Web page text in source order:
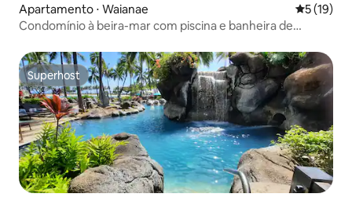
Apartamento ⋅ Waianae 5 de uma
5 (19)
Condomínio à beira-mar com piscina e banheira de
Superhost
Superhost